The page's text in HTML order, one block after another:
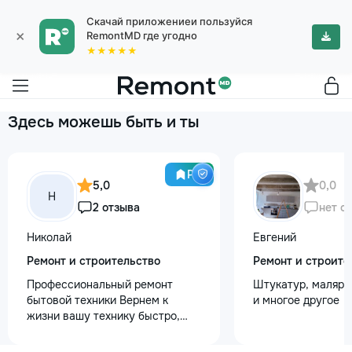
×
Скачай приложениеи пользуйся
RemontMD где угодно
★★★★★
Здесь можешь быть и ты
Pro
Н
5,0
2 отзыва
Николай
Ремонт и строительство
Профессиональный ремонт
бытовой техники Вернем к
жизни вашу технику быстро,
0,0
нет
Евгений
Ремонт и
Штукатур, маляр ,
и многое другое